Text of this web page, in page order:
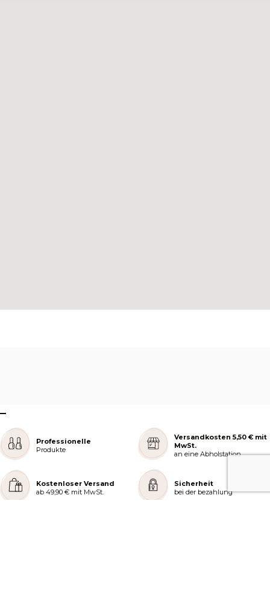
–
Professionelle
Produkte
Versandkosten 5,50 € mit
MwSt.
an eine Abholstation
Kostenloser Versand
ab 49,90 € mit MwSt.
Sicherheit
bei der bezahlung